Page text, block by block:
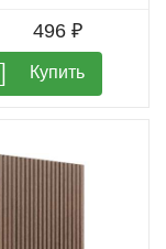
496 ₽
Купить